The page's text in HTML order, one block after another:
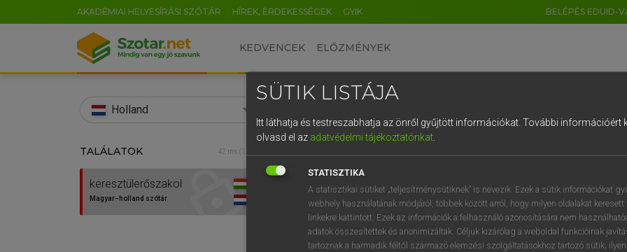
AKADÉMIAI HELYESÍRÁSI SZÓTÁR HÍREK, ÉRDEKESSÉGEK GYIK BELÉPÉS EDUID-
KEDVENCEK ELŐZMÉNYEK
Holland
TALÁLATOK 42 ms (1 db)
keresztülerőszakol
Magyar−holland szótár
Magyar−holland szótár
SÜTIK LISTÁJA
Itt láthatja és testreszabhatja az önről gyűjtött információkat. További információért
olvasd el az adatvédelmi tájékoztatónkat.
STATISZTIKA
A statisztikai sütiket „teljesítménysütiknek” is nevezik. Ezek a sütik információkat
webhely használatának módjáról, többek között arról, hogy milyen oldalakat keresett
linkekre kattintott. Ezek az információk a felhasználó azonosítására nem
adatok összesítettek és anonimizáltak. Céljuk kizárólag a weboldal funkcióinak
tartoznak a harmadik féltől származó elemzési szolgáltatásokhoz tartozó sütik;
EN HU DE CN FR ES IT NL
0 1 2 3 4 5 6 7 8 9
q w e r t z u i
a s d f g h j k l é
í y x c v b n m , .